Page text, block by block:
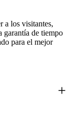
a los visitantes,
garantía de tiempo
para el mejor